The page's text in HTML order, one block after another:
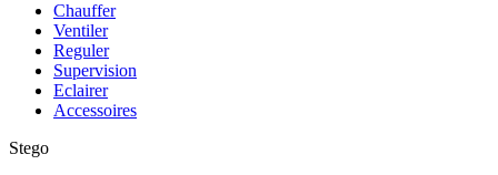
Chauffer
Ventiler
Reguler
Supervision
Eclairer
Accessoires
Stego